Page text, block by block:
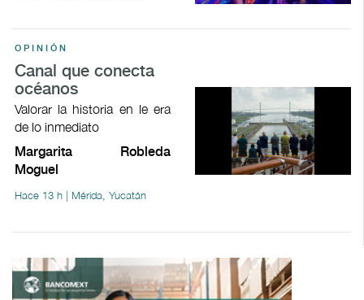
OPINIÓN
Canal que conecta
océanos
Valorar la historia en le era
de lo inmediato
Margarita Robleda
Moguel
Hace 13 h | Mérida, Yucatán